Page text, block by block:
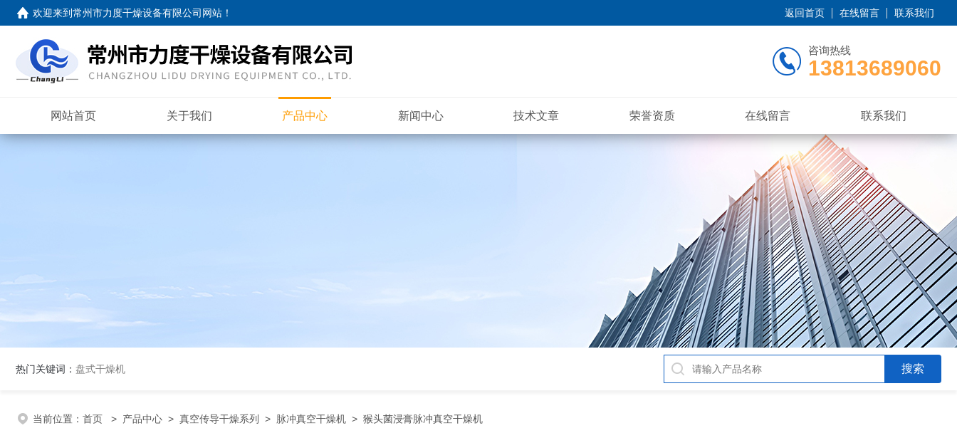
欢迎来到常州市力度干燥设备有限公司网站 ！ 返回首页 在线留言 联系我们
咨询热线
13813689060
网站首页 关于我们 产品中心 新闻中心 技术文章 荣誉资质 在线留言 联系我们
热门关键词： 盘式干燥机
当前位置： 首页 > 产品中心 > 真空传导干燥系列 > 脉冲真空干燥机 > 猴头菌浸膏脉冲真空干燥机